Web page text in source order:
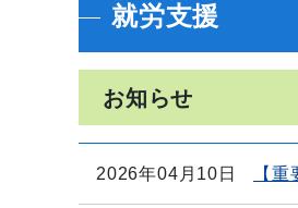
就労支援
お知らせ
2026年04月10日 【